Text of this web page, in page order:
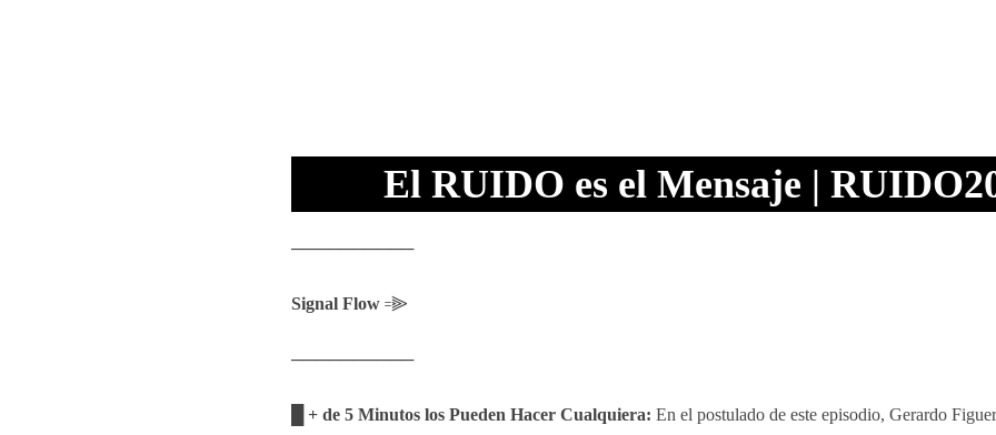
El RUIDO es el Mensaje |
──────────
Signal Flow ꞊⫸
──────────
█ + de 5 Minutos los Pueden Hacer Cualquiera: En el postulado de este episodio, Gerardo